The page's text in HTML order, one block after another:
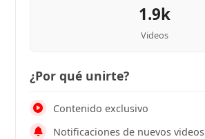
1.9k
Videos
¿Por qué unirte?
Contenido exclusivo
Notificaciones de nuevos videos